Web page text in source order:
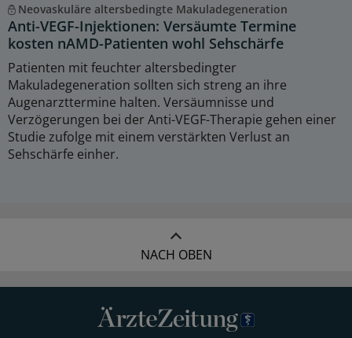
Neovaskuläre altersbedingte Makuladegeneration
Anti-VEGF-Injektionen: Versäumte Termine
kosten nAMD-Patienten wohl Sehschärfe
Patienten mit feuchter altersbedingter
Makuladegeneration sollten sich streng an ihre
Augenarzttermine halten. Versäumnisse und
Verzögerungen bei der Anti-VEGF-Therapie gehen einer
Studie zufolge mit einem verstärkten Verlust an
Sehschärfe einher.
NACH OBEN